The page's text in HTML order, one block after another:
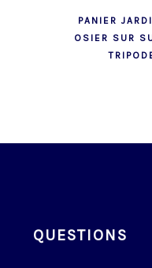
PANIER
OSIER SUR
QUESTIONS